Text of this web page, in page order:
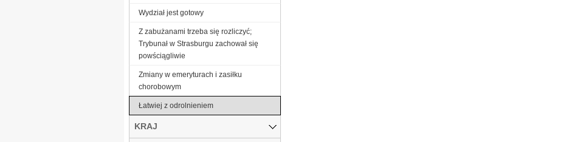
Wydział jest gotowy
Z zabużanami trzeba się rozliczyć;
Trybunał w Strasburgu zachował się
powściągliwie
Zmiany w emeryturach i zasiłku
chorobowym
Łatwiej z odrolnieniem
KRAJ